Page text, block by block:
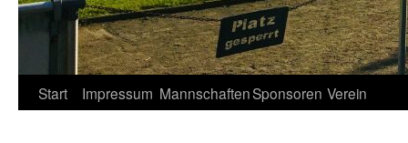
Springe
Start Impressum MannschaftenSponsoren Verein